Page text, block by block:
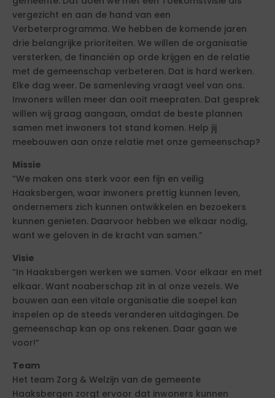
vergezicht en aan de hand van een
Verbeterprogramma. We hebben de komende jaren
drie belangrijke prioriteiten. We willen de organisatie
versterken, de financiën op orde krijgen en de relatie
met de gemeenschap verbeteren. Dat is hard werken.
Elke dag weer. De samenleving vraagt veel van ons.
Inwoners willen meer dan ooit meepraten. Dat gesprek
willen wij graag aangaan, omdat de beste plannen
samen met inwoners tot stand komen. Help jij
meebouwen aan onze relatie met onze gemeenschap?
Missie
“We maken ons sterk voor een fijn en veilig
Haaksbergen, waar inwoners prettig kunnen leven,
ondernemers zich kunnen ontwikkelen en bezoekers
kunnen genieten. Daarvoor hebben we elkaar nodig,
want we geloven in de kracht van samen.”
Visie
“In Haaksbergen werken we samen. Voor elkaar en met
elkaar. Want noaberschap zit in al onze vezels. We
bouwen aan een vitale organisatie die soepel kan
inspelen op de steeds veranderen uitdagingen. De
gemeenschap kan op ons rekenen. Daar gaan we
voor!”
Team
Het team Zorg & Welzijn van de gemeente
Haaksbergen zorgt ervoor dat inwoners kunnen